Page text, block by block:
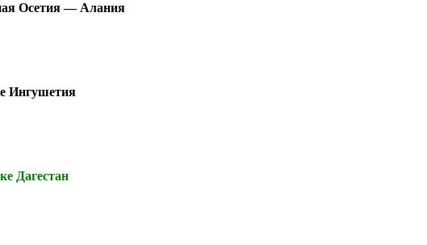
Осетия — Алания
Ингушетия
Дагестан